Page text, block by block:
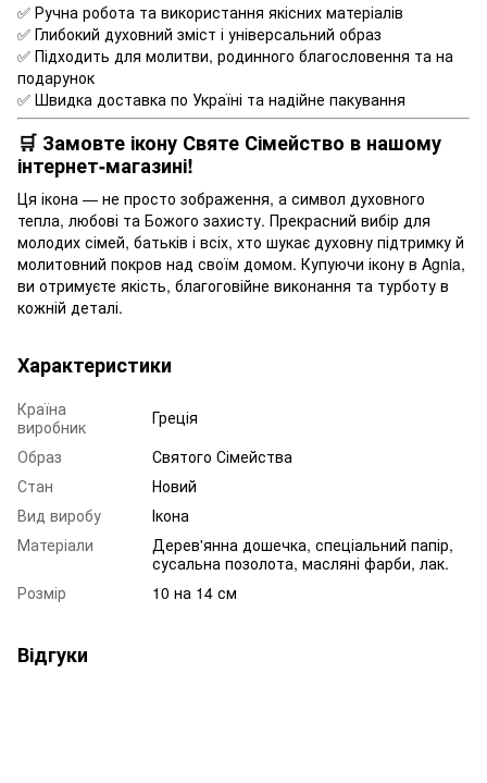
✅ Ручна робота та використання якісних матеріалів
✅ Глибокий духовний зміст і універсальний образ
✅ Підходить для молитви, родинного благословення та на
подарунок
✅ Швидка доставка по Україні та надійне пакування
🛒 Замовте ікону Святе Сімейство в нашому
інтернет-магазині!
Ця ікона — не просто зображення, а символ духовного
тепла, любові та Божого захисту. Прекрасний вибір для
молодих сімей, батьків і всіх, хто шукає духовну підтримку й
молитовний покров над своїм домом. Купуючи ікону в Agnia,
ви отримуєте якість, благоговійне виконання та турботу в
кожній деталі.
Характеристики
Країна
виробник
Греція
Образ
Святого Сімейства
Стан
Новий
Вид виробу
Ікона
Матеріали
Дерев'янна дошечка, спеціальний папір,
сусальна позолота, масляні фарби, лак.
Розмір
10 на 14 см
Відгуки